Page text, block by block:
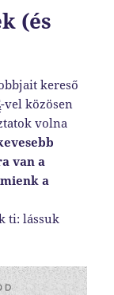
(és
kereső
-vel közösen
volna
van a
a
ti: lássuk